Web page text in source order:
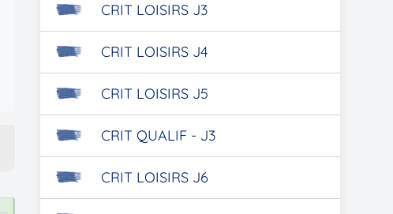
CRIT LOISIRS J3
CRIT LOISIRS J4
CRIT LOISIRS J5
CRIT QUALIF - J3
CRIT LOISIRS J6